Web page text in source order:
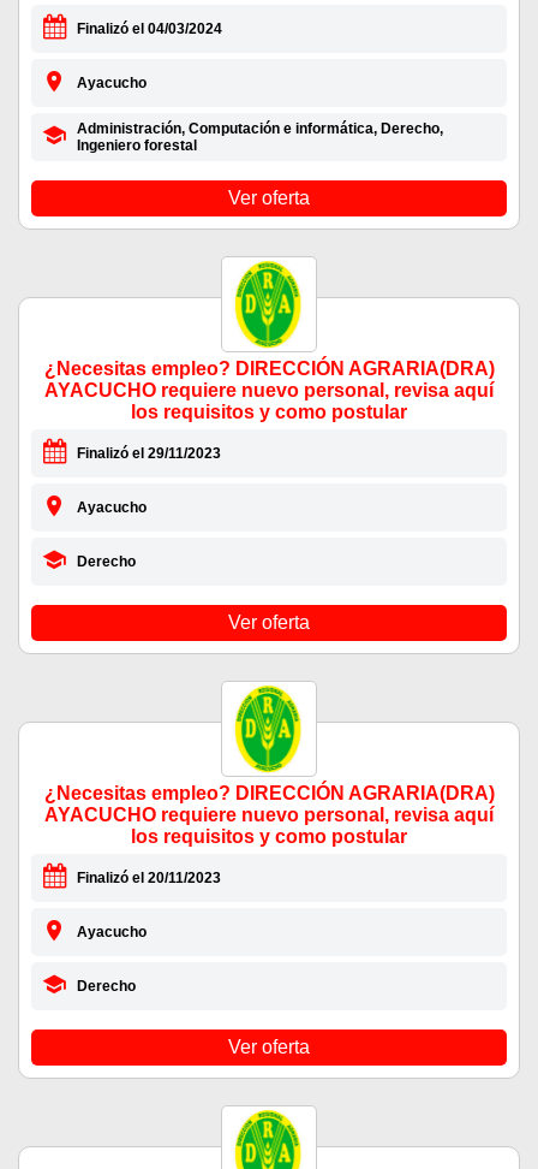
Finalizó el 04/03/2024
Ayacucho
Administración, Computación e informática, Derecho,
Ingeniero forestal
Ver oferta
¿Necesitas empleo? DIRECCIÓN AGRARIA(DRA)
AYACUCHO requiere nuevo personal, revisa aquí
los requisitos y como postular
Finalizó el 29/11/2023
Ayacucho
Derecho
Ver oferta
¿Necesitas empleo? DIRECCIÓN AGRARIA(DRA)
AYACUCHO requiere nuevo personal, revisa aquí
los requisitos y como postular
Finalizó el 20/11/2023
Ayacucho
Derecho
Ver oferta